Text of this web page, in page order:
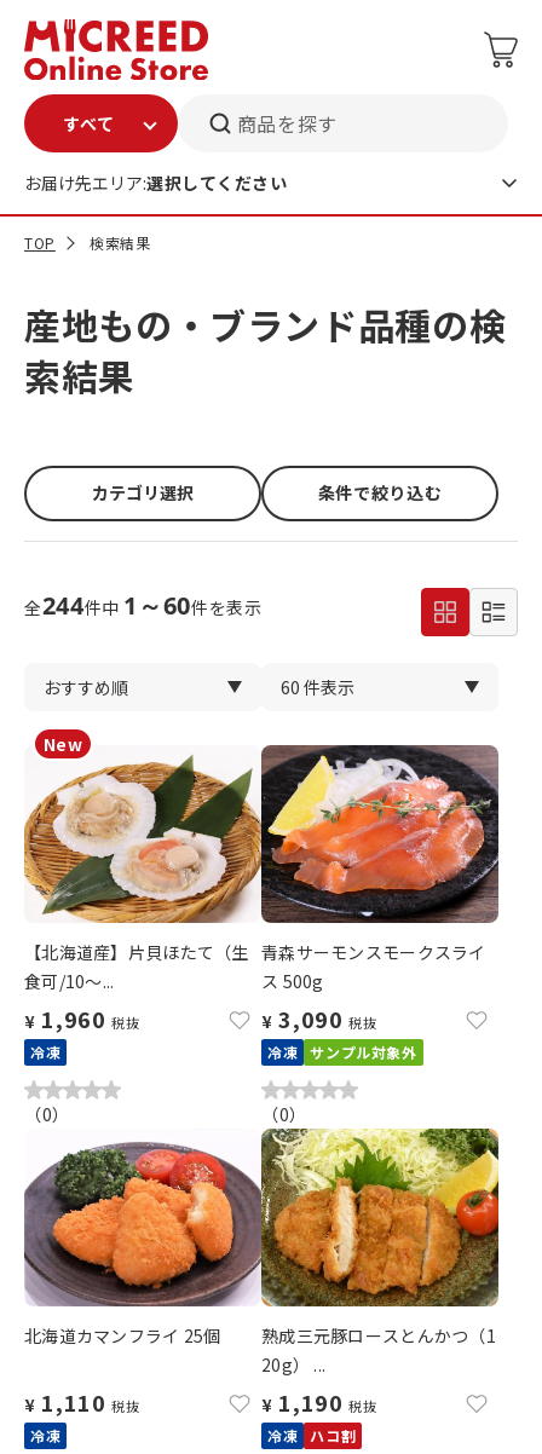
商品を探す
お届け先エリア:選択してください
TOP 検索結果
産地もの・ブランド品種の検
索結果
カテゴリ選択 条件で絞り込む
全244件中 1～60件を表示
【北海道産】片貝ほたて（生
食可/10～...
¥ 1,960 税抜
冷凍
（0）
青森サーモンスモークスライ
ス 500g
¥ 3,090 税抜
冷凍 サンプル対象外
（0）
北海道カマンフライ 25個
¥ 1,110 税抜
冷凍
熟成三元豚ロースとんかつ（1
20g） ...
¥ 1,190 税抜
冷凍 ハコ割